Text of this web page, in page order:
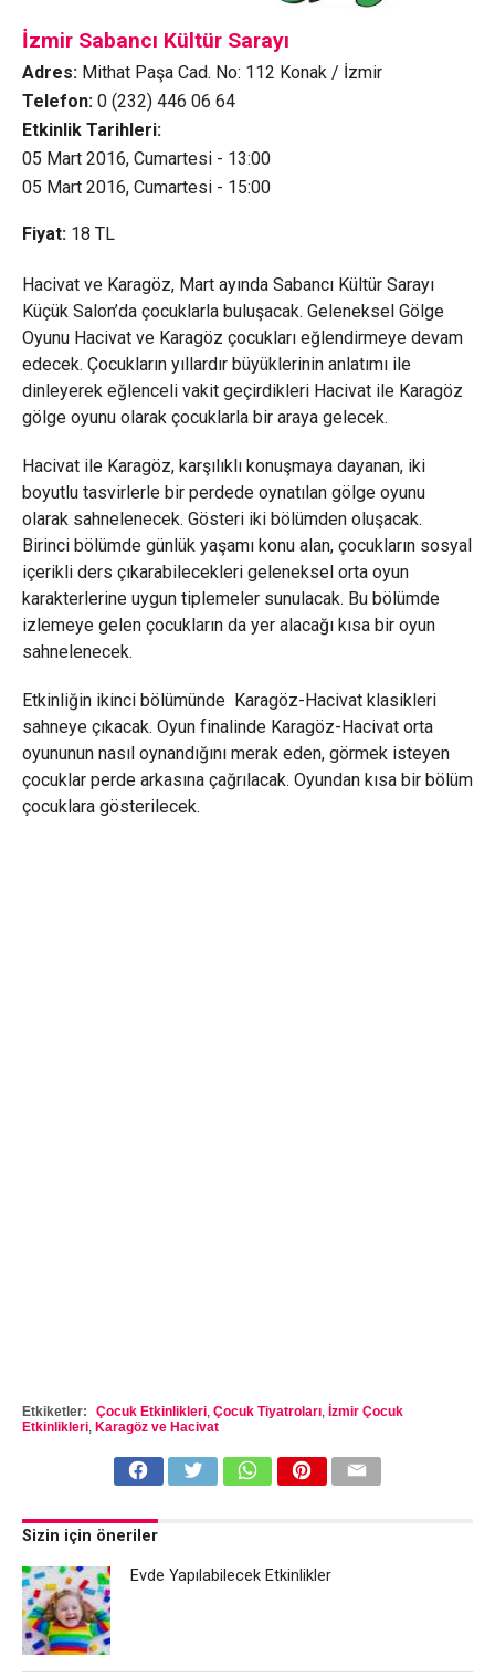
İzmir Sabancı Kültür Sarayı
Adres: Mithat Paşa Cad. No: 112 Konak / İzmir
Telefon: 0 (232) 446 06 64
Etkinlik Tarihleri:
05 Mart 2016, Cumartesi - 13:00
05 Mart 2016, Cumartesi - 15:00
Fiyat: 18 TL
Hacivat ve Karagöz, Mart ayında Sabancı Kültür Sarayı
Küçük Salon’da çocuklarla buluşacak. Geleneksel Gölge
Oyunu Hacivat ve Karagöz çocukları eğlendirmeye devam
edecek. Çocukların yıllardır büyüklerinin anlatımı ile
dinleyerek eğlenceli vakit geçirdikleri Hacivat ile Karagöz
gölge oyunu olarak çocuklarla bir araya gelecek.
Hacivat ile Karagöz, karşılıklı konuşmaya dayanan, iki
boyutlu tasvirlerle bir perdede oynatılan gölge oyunu
olarak sahnelenecek. Gösteri iki bölümden oluşacak.
Birinci bölümde günlük yaşamı konu alan, çocukların sosyal
içerikli ders çıkarabilecekleri geleneksel orta oyun
karakterlerine uygun tiplemeler sunulacak. Bu bölümde
izlemeye gelen çocukların da yer alacağı kısa bir oyun
sahnelenecek.
Etkinliğin ikinci bölümünde Karagöz-Hacivat klasikleri
sahneye çıkacak. Oyun finalinde Karagöz-Hacivat orta
oyununun nasıl oynandığını merak eden, görmek isteyen
çocuklar perde arkasına çağrılacak. Oyundan kısa bir bölüm
çocuklara gösterilecek.
Etkiketler: Çocuk Etkinlikleri, Çocuk Tiyatroları, İzmir Çocuk
Etkinlikleri, Karagöz ve Hacivat
Sizin için öneriler
Evde Yapılabilecek Etkinlikler